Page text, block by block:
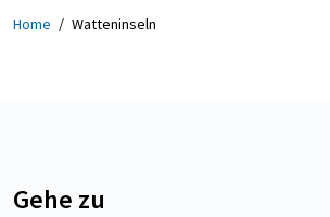
Home / Watteninseln
Gehe zu